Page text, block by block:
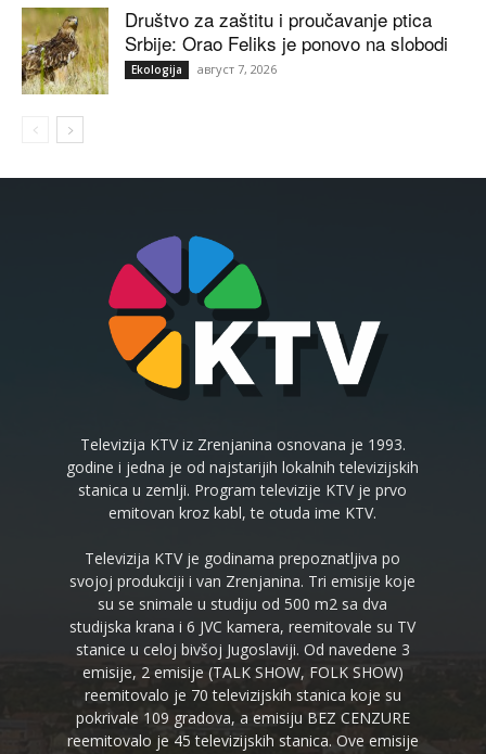
Društvo za zaštitu i proučavanje ptica
Srbije: Orao Feliks je ponovo na slobodi
Ekologija август 7, 2026
Televizija KTV iz Zrenjanina osnovana je 1993.
godine i jedna je od najstarijih lokalnih televizijskih
stanica u zemlji. Program televizije KTV je prvo
emitovan kroz kabl, te otuda ime KTV.
Televizija KTV je godinama prepoznatljiva po
svojoj produkciji i van Zrenjanina. Tri emisije koje
su se snimale u studiju od 500 m2 sa dva
studijska krana i 6 JVC kamera, reemitovale su TV
stanice u celoj bivšoj Jugoslaviji. Od navedene 3
emisije, 2 emisije (TALK SHOW, FOLK SHOW)
reemitovalo je 70 televizijskih stanica koje su
pokrivale 109 gradova, a emisiju BEZ CENZURE
reemitovalo je 45 televizijskih stanica. Ove emisije